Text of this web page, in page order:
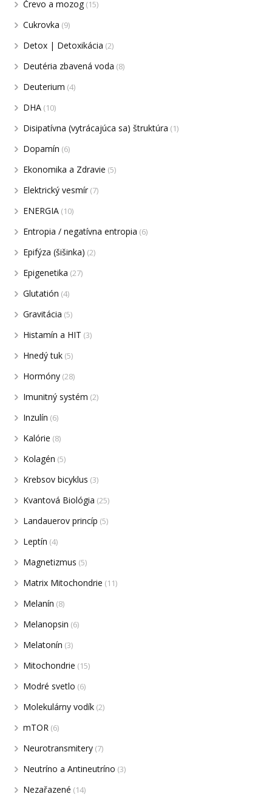
Črevo a mozog (15)
Cukrovka (9)
Detox | Detoxikácia (2)
Deutéria zbavená voda (8)
Deuterium (4)
DHA (10)
Disipatívna (vytrácajúca sa) štruktúra (1)
Dopamín (6)
Ekonomika a Zdravie (5)
Elektrický vesmír (7)
ENERGIA (10)
Entropia / negatívna entropia (6)
Epifýza (šišinka) (2)
Epigenetika (27)
Glutatión (4)
Gravitácia (5)
Histamín a HIT (3)
Hnedý tuk (5)
Hormóny (28)
Imunitný systém (2)
Inzulín (6)
Kalórie (8)
Kolagén (5)
Krebsov bicyklus (3)
Kvantová Biológia (25)
Landauerov princíp (5)
Leptín (4)
Magnetizmus (5)
Matrix Mitochondrie (11)
Melanín (8)
Melanopsin (6)
Melatonín (3)
Mitochondrie (15)
Modré svetlo (6)
Molekulárny vodík (2)
mTOR (6)
Neurotransmitery (7)
Neutríno a Antineutríno (3)
Nezařazené (14)